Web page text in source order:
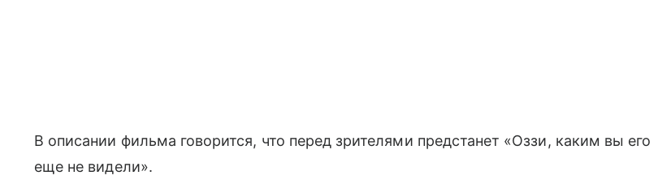
В описании фильма говорится, что перед зрителями предстанет «Оззи, каким вы его
еще не видели».